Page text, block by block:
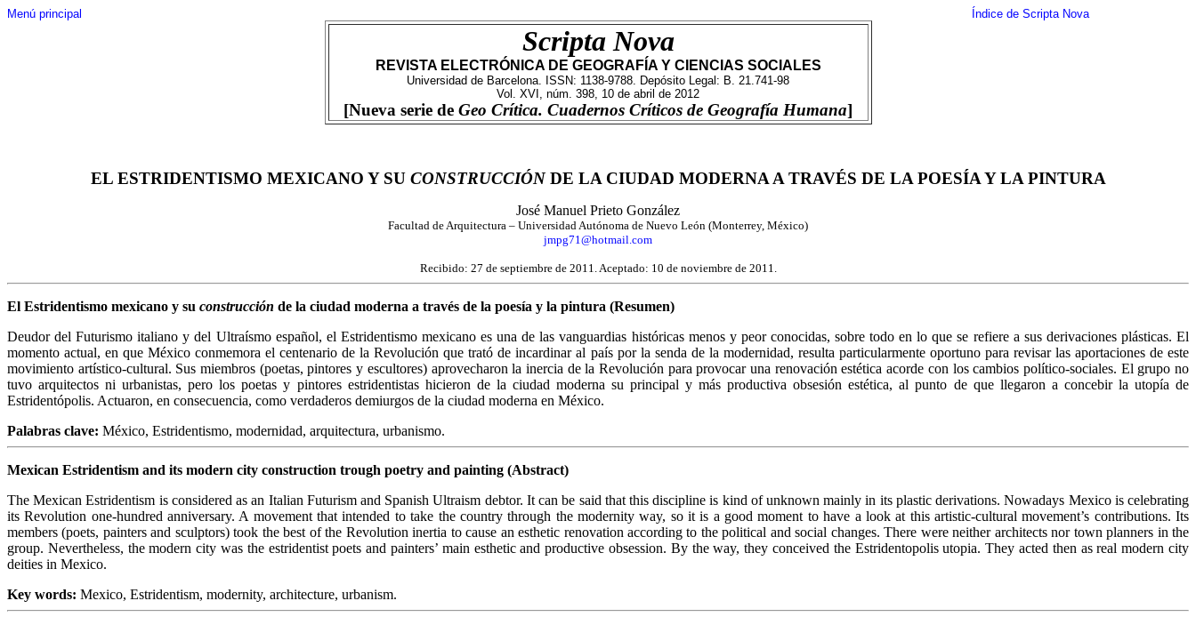
Menú principal Índice de Scripta Nova
ScriptaNova
REVISTA ELECTRÓNICA DE GEOGRAFÍA Y CIENCIAS SOCIALES
Universidad de Barcelona. ISSN: 1138-9788. Depósito Legal: B. 21.741-98
Vol. XVI, núm. 398, 10 de abril de 2012
[Nueva serie de Geo Crítica. Cuadernos Críticos de Geografía Humana]
EL ESTRIDENTISMO MEXICANO Y SU CONSTRUCCIÓNDE LA CIUDAD MODERNA A TRAVÉS DE LA POESÍA Y LA PINTURA
José Manuel Prieto González
Facultad de Arquitectura – Universidad Autónoma de Nuevo León (Monterrey, México)
jmpg71@hotmail.com
Recibido: 27 de septiembre de 2011. Aceptado: 10 de noviembre de 2011.
El Estridentismo mexicano y su construcción de la ciudad moderna a través de la poesía y la pintura (Resumen)
Deudor del Futurismo italiano y del Ultraísmo español, el Estridentismo mexicano es una de las vanguardias históricas menos y peor conocidas, sobre todo en lo que se refiere a sus derivaciones plásticas. El
momento actual, en que México conmemora el centenario de la Revolución que trató de incardinar al país por la senda de la modernidad, resulta particularmente oportuno para revisar las aportaciones de este
movimiento artístico-cultural. Sus miembros (poetas, pintores y escultores) aprovecharon la inercia de la Revolución para provocar una renovación estética acorde con los cambios político-sociales. El grupo no
tuvo arquitectos ni urbanistas, pero los poetas y pintores estridentistas hicieron de la ciudad moderna su principal y más productiva obsesión estética, al punto de que llegaron a concebir la utopía de
Estridentópolis. Actuaron, en consecuencia, como verdaderos demiurgos de la ciudad moderna en México.
Palabras clave: México, Estridentismo, modernidad, arquitectura, urbanismo.
Mexican Estridentism and its modern city construction trough poetry and painting (Abstract)
The Mexican Estridentism is considered as an Italian Futurism and Spanish Ultraism debtor. It can be said that this discipline is kind of unknown mainly in its plastic derivations. Nowadays Mexico is celebrating
its Revolution one-hundred anniversary. A movement that intended to take the country through the modernity way, so it is a good moment to have a look at this artistic-cultural movement’s contributions. Its
members (poets, painters and sculptors) took the best of the Revolution inertia to cause an esthetic renovation according to the political and social changes. There were neither architects nor town planners in the
group. Nevertheless, the modern city was the estridentist poets and painters’ main esthetic and productive obsession. By the way, they conceived the Estridentopolis utopia. They acted then as real modern city
deities in Mexico.
Key words: Mexico, Estridentism, modernity, architecture, urbanism.